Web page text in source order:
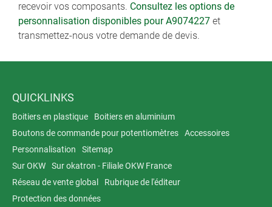
recevoir vos composants. Consultez les options de
personnalisation disponibles pour A9074227 et
transmettez-nous votre demande de devis.
QUICKLINKS
Boitiers en plastique
Boitiers en aluminium
Boutons de commande pour potentiomètres
Accessoires
Personnalisation
Sitemap
Sur OKW
Sur okatron - Filiale OKW France
Réseau de vente global
Rubrique de l'éditeur
Protection des données